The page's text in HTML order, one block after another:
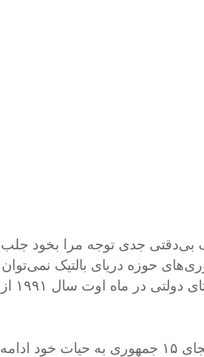
بی‌دقتی جدی توجه مرا بخود جلب
حوزه دریای بالتیک نمی‌توان
گفت که آنها در نتیجه نابودی اتحاد شوروی پدید آمدند. آنها چند روز پس از کودتای دولتی در ماه اوت سال ۱۹۹۱ از
اتحاد شوروی پس از این زخم هلاکتبار، تقریبا چهار ماه با مجموع ١۲ جمهوری بجای ١۵ جمهوری به حیات خود ادامه